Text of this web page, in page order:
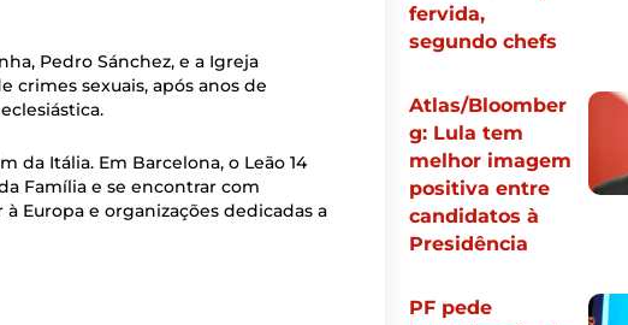
Pedro Sánchez, e a Igreja
crimes sexuais, após anos de
da Itália. Em Barcelona, o Leão 14
Família e se encontrar com
Europa e organizações dedicadas a
fervida,
segundo chefs
Atlas/Bloomber
g: Lula tem
melhor imagem
positiva entre
candidatos à
Presidência
PF pede